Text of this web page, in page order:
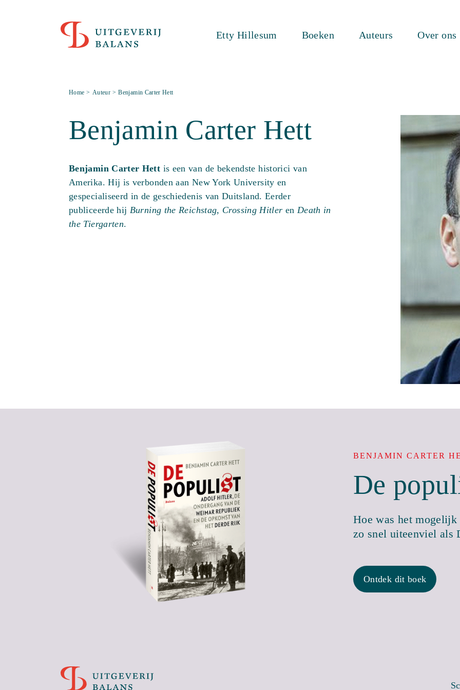
Etty Hillesum Boeken Auteurs Over ons
Home > Auteur > Benjamin Carter Hett
Benjamin Carter Hett
Benjamin Carter Hett is een van de bekendste historici van
Amerika. Hij is verbonden aan New York University en
gespecialiseerd in de geschiedenis van Duitsland. Eerder
publiceerde hij Burning the Reichstag, Crossing Hitler en Death in
the Tiergarten.
BENJAMIN CARTER
De
Hoe was het
zo snel uiteenviel
Ontdek dit boek